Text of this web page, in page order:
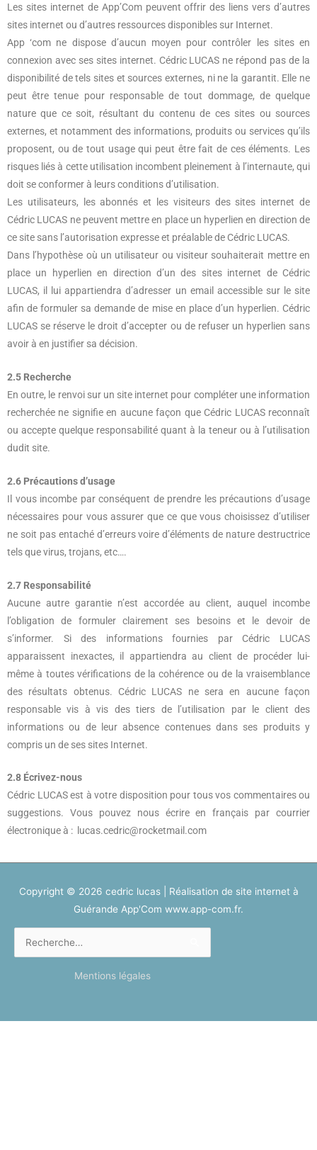
Les sites internet de App’Com peuvent offrir des liens vers d’autres
sites internet ou d’autres ressources disponibles sur Internet.
App ‘com ne dispose d’aucun moyen pour contrôler les sites en
connexion avec ses sites internet. Cédric LUCAS ne répond pas de la
disponibilité de tels sites et sources externes, ni ne la garantit. Elle ne
peut être tenue pour responsable de tout dommage, de quelque
nature que ce soit, résultant du contenu de ces sites ou sources
externes, et notamment des informations, produits ou services qu’ils
proposent, ou de tout usage qui peut être fait de ces éléments. Les
risques liés à cette utilisation incombent pleinement à l’internaute, qui
doit se conformer à leurs conditions d’utilisation.
Les utilisateurs, les abonnés et les visiteurs des sites internet de
Cédric LUCAS ne peuvent mettre en place un hyperlien en direction de
ce site sans l’autorisation expresse et préalable de Cédric LUCAS.
Dans l’hypothèse où un utilisateur ou visiteur souhaiterait mettre en
place un hyperlien en direction d’un des sites internet de Cédric
LUCAS, il lui appartiendra d’adresser un email accessible sur le site
afin de formuler sa demande de mise en place d’un hyperlien. Cédric
LUCAS se réserve le droit d’accepter ou de refuser un hyperlien sans
avoir à en justifier sa décision.
2.5 Recherche
En outre, le renvoi sur un site internet pour compléter une information
recherchée ne signifie en aucune façon que Cédric LUCAS reconnaît
ou accepte quelque responsabilité quant à la teneur ou à l’utilisation
dudit site.
2.6 Précautions d’usage
Il vous incombe par conséquent de prendre les précautions d’usage
nécessaires pour vous assurer que ce que vous choisissez d’utiliser
ne soit pas entaché d’erreurs voire d’éléments de nature destructrice
tels que virus, trojans, etc….
2.7 Responsabilité
Aucune autre garantie n’est accordée au client, auquel incombe
l’obligation de formuler clairement ses besoins et le devoir de
s’informer. Si des informations fournies par Cédric LUCAS
apparaissent inexactes, il appartiendra au client de procéder lui-
même à toutes vérifications de la cohérence ou de la vraisemblance
des résultats obtenus. Cédric LUCAS ne sera en aucune façon
responsable vis à vis des tiers de l’utilisation par le client des
informations ou de leur absence contenues dans ses produits y
compris un de ses sites Internet.
2.8 Écrivez-nous
Cédric LUCAS est à votre disposition pour tous vos commentaires ou
suggestions. Vous pouvez nous écrire en français par courrier
électronique à :
lucas.cedric@rocketmail.com
Copyright © 2026 cedric lucas| Réalisation de site internet à
Guérande App'Com www.app-com.fr.
Rechercher :
Mentions légales